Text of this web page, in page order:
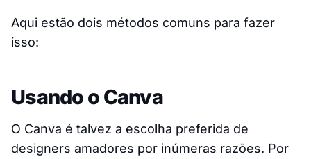
Aqui estão dois métodos comuns para fazer
isso:
Usando o Canva
O Canva é talvez a escolha preferida de
designers amadores por inúmeras razões. Por